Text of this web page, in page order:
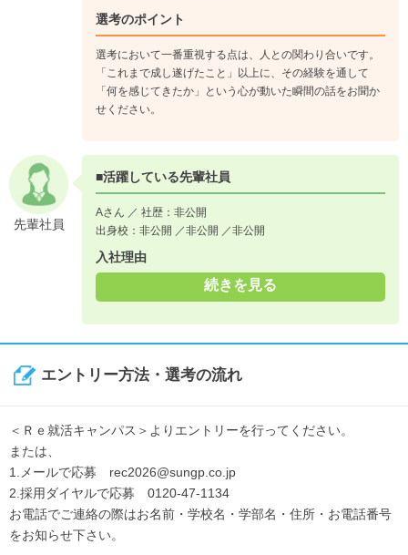
選考のポイント
選考において一番重視する点は、人との関わり合いです。
「これまで成し遂げたこと」以上に、その経験を通して
「何を感じてきたか」という心が動いた瞬間の話をお聞か
せください。
先輩社員
■活躍している先輩社員
Aさん ／ 社歴：非公開
出身校：非公開 ／非公開 ／非公開
入社理由
続きを見る
エントリー方法・選考の流れ
＜Ｒｅ就活キャンパス＞よりエントリーを行ってください。
または、
1.メールで応募 rec2026@sungp.co.jp
2.採用ダイヤルで応募 0120-47-1134
お電話でご連絡の際はお名前・学校名・学部名・住所・お電話番号
をお知らせ下さい。